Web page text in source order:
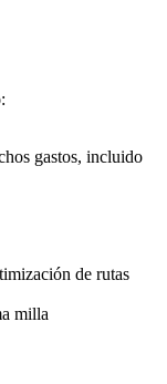
gastos, incluido
de rutas
milla